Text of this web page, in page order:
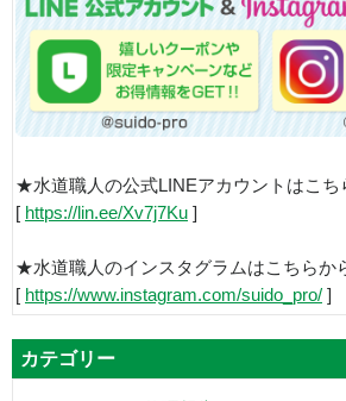
★水道職人の公式LINEアカウントはこち
[ https://lin.ee/Xv7j7Ku ]
★水道職人のインスタグラムはこちらか
[ https://www.instagram.com/suido_pro/ ]
カテゴリー